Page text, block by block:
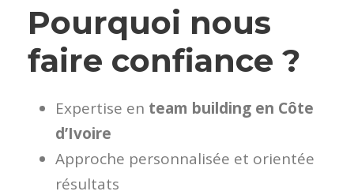
Pourquoi nous
faire confiance ?
Expertise en team building en Côte
d’Ivoire
Approche personnalisée et orientée
résultats